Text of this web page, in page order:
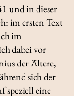
und in dieser
im ersten Text
im
dabei vor
der Ältere,
sich der
speziell eine